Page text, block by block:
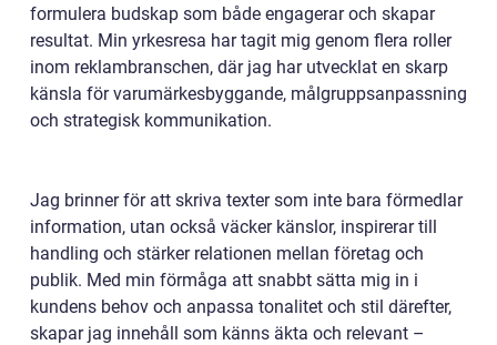
formulera budskap som både engagerar och skapar
resultat. Min yrkesresa har tagit mig genom flera roller
inom reklambranschen, där jag har utvecklat en skarp
känsla för varumärkesbyggande, målgruppsanpassning
och strategisk kommunikation.
Jag brinner för att skriva texter som inte bara förmedlar
information, utan också väcker känslor, inspirerar till
handling och stärker relationen mellan företag och
publik. Med min förmåga att snabbt sätta mig in i
kundens behov och anpassa tonalitet och stil därefter,
skapar jag innehåll som känns äkta och relevant –